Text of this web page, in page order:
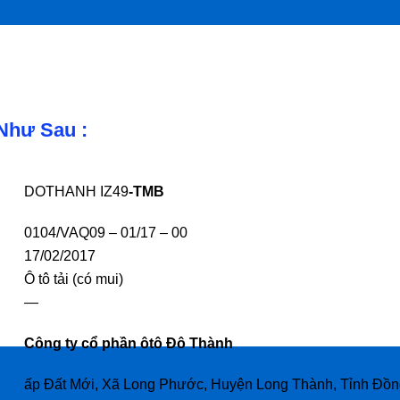
Sau :
DOTHANH IZ49-TMB
0104/VAQ09 – 01/17 – 00
17/02/2017
Ô tô tải (có mui)
—
Công ty cổ phần ôtô Đô Thành
ấp Đất Mới, Xã Long Phước, Huyện Long Thành, Tỉnh